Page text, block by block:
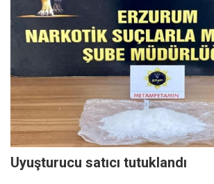
Uyuşturucu satıcı tutuklandı